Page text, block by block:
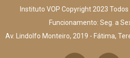
Instituto VOP Copyright 2023
Funcionamento: Seg. a
Av. Lindolfo Monteiro, 2019 - Fátima,